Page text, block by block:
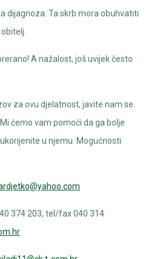
dijagnoza. Ta skrb mora obuhvatiti
A nažalost, još uvijek često
za ovu djelatnost, javite nam se.
ćemo vam pomoći da ga bolje
u njemu. Mogućnosti
374 203, tel/fax 040 314